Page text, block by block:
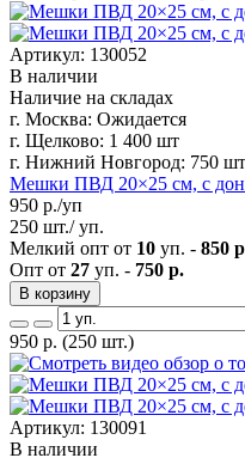
Артикул: 130052
В наличии
Наличие на складах
г. Москва: Ожидается
г. Щелково: 1 400 шт
г. Нижний Новгород: 750 шт
Мешки ПВД 20×25 см, с
950 р./уп
250 шт./ уп.
Мелкий опт от 10 уп. - 850
Опт от 27 уп. - 750 р.
В корзину
950 р. (250 шт.)
Артикул: 130091
В наличии